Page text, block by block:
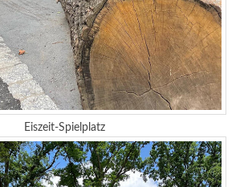
Eiszeit-Spielplatz